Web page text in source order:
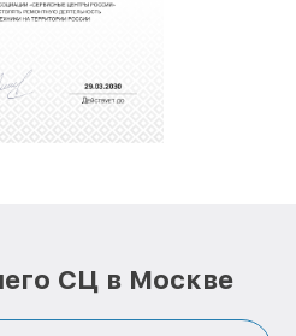
и бесплатно.
и обрели отличную
совершенствуемся и
СЦ в Москве